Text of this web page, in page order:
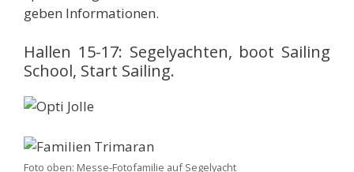
geben Informationen.
Hallen 15-17: Segelyachten, boot Sailing
School, Start Sailing.
Foto oben: Messe-Fotofamilie auf Segelyacht